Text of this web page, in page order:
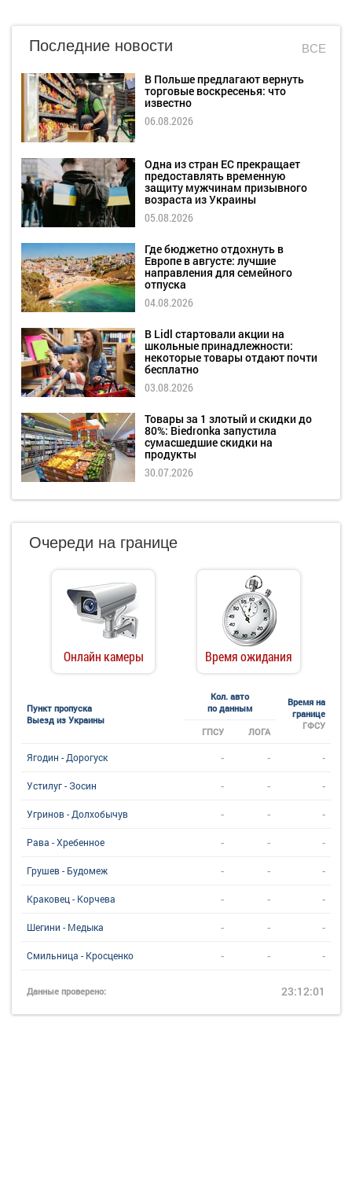
Последние новости ВСЕ
В Польше предлагают вернуть
торговые воскресенья: что
известно
06.08.2026
Одна из стран ЕС прекращает
предоставлять временную
защиту мужчинам призывного
возраста из Украины
05.08.2026
Где бюджетно отдохнуть в
Европе в августе: лучшие
направления для семейного
отпуска
04.08.2026
В Lidl стартовали акции на
школьные принадлежности:
некоторые товары отдают почти
бесплатно
03.08.2026
Товары за 1 злотый и скидки до
80%: Biedronka запустила
сумасшедшие скидки на
продукты
30.07.2026
Очереди на границе
Онлайн камеры Время ожидания
Пункт пропуска
Выезд из Украины
Кол. авто
по данным
Время на
границе
ГФСУ
ГПСУ ЛОГА
Ягодин - Дорогуск - - -
Устилуг - Зосин - - -
Угринов - Долхобычув - - -
Рава - Хребенное - - -
Грушев - Будомеж - - -
Краковец - Корчева - - -
Шегини - Медыка - - -
Смильница - Кросценко - - -
Данные проверено: 23:12:01